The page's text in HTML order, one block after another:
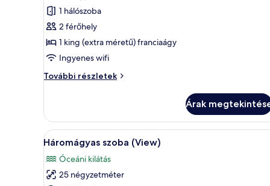
Junior
lakosztály
(Deluxe)
1 hálószoba
2 férőhely
1 king (extra méretű) franciaágy
Ingyenes wifi
További részletek
Junior
részletei
Árak
A
következő
szoba
összes
Egy kétágyas szoba,
5
Háromágyas szoba (View)
Óceáni kilátás
25 négyzetméter